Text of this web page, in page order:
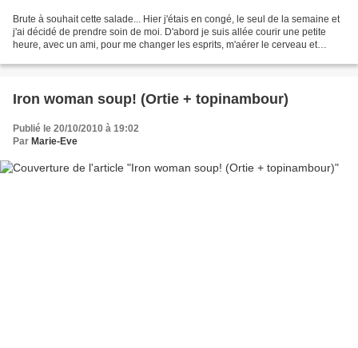
Brute à souhait cette salade... Hier j'étais en congé, le seul de la semaine et
j'ai décidé de prendre soin de moi. D'abord je suis allée courir une petite
heure, avec un ami, pour me changer les esprits, m'aérer le cerveau et
Iron woman soup! (Ortie + topinambour)
Publié le 20/10/2010 à 19:02
Par Marie-Eve